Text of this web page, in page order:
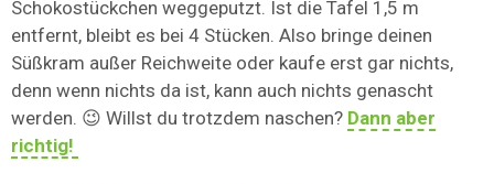
Schokostückchen weggeputzt. Ist die Tafel 1,5 m
entfernt, bleibt es bei 4 Stücken. Also bringe deinen
Süßkram außer Reichweite oder kaufe erst gar nichts,
denn wenn nichts da ist, kann auch nichts genascht
werden. 😉 Willst du trotzdem naschen? Dann aber
richtig!